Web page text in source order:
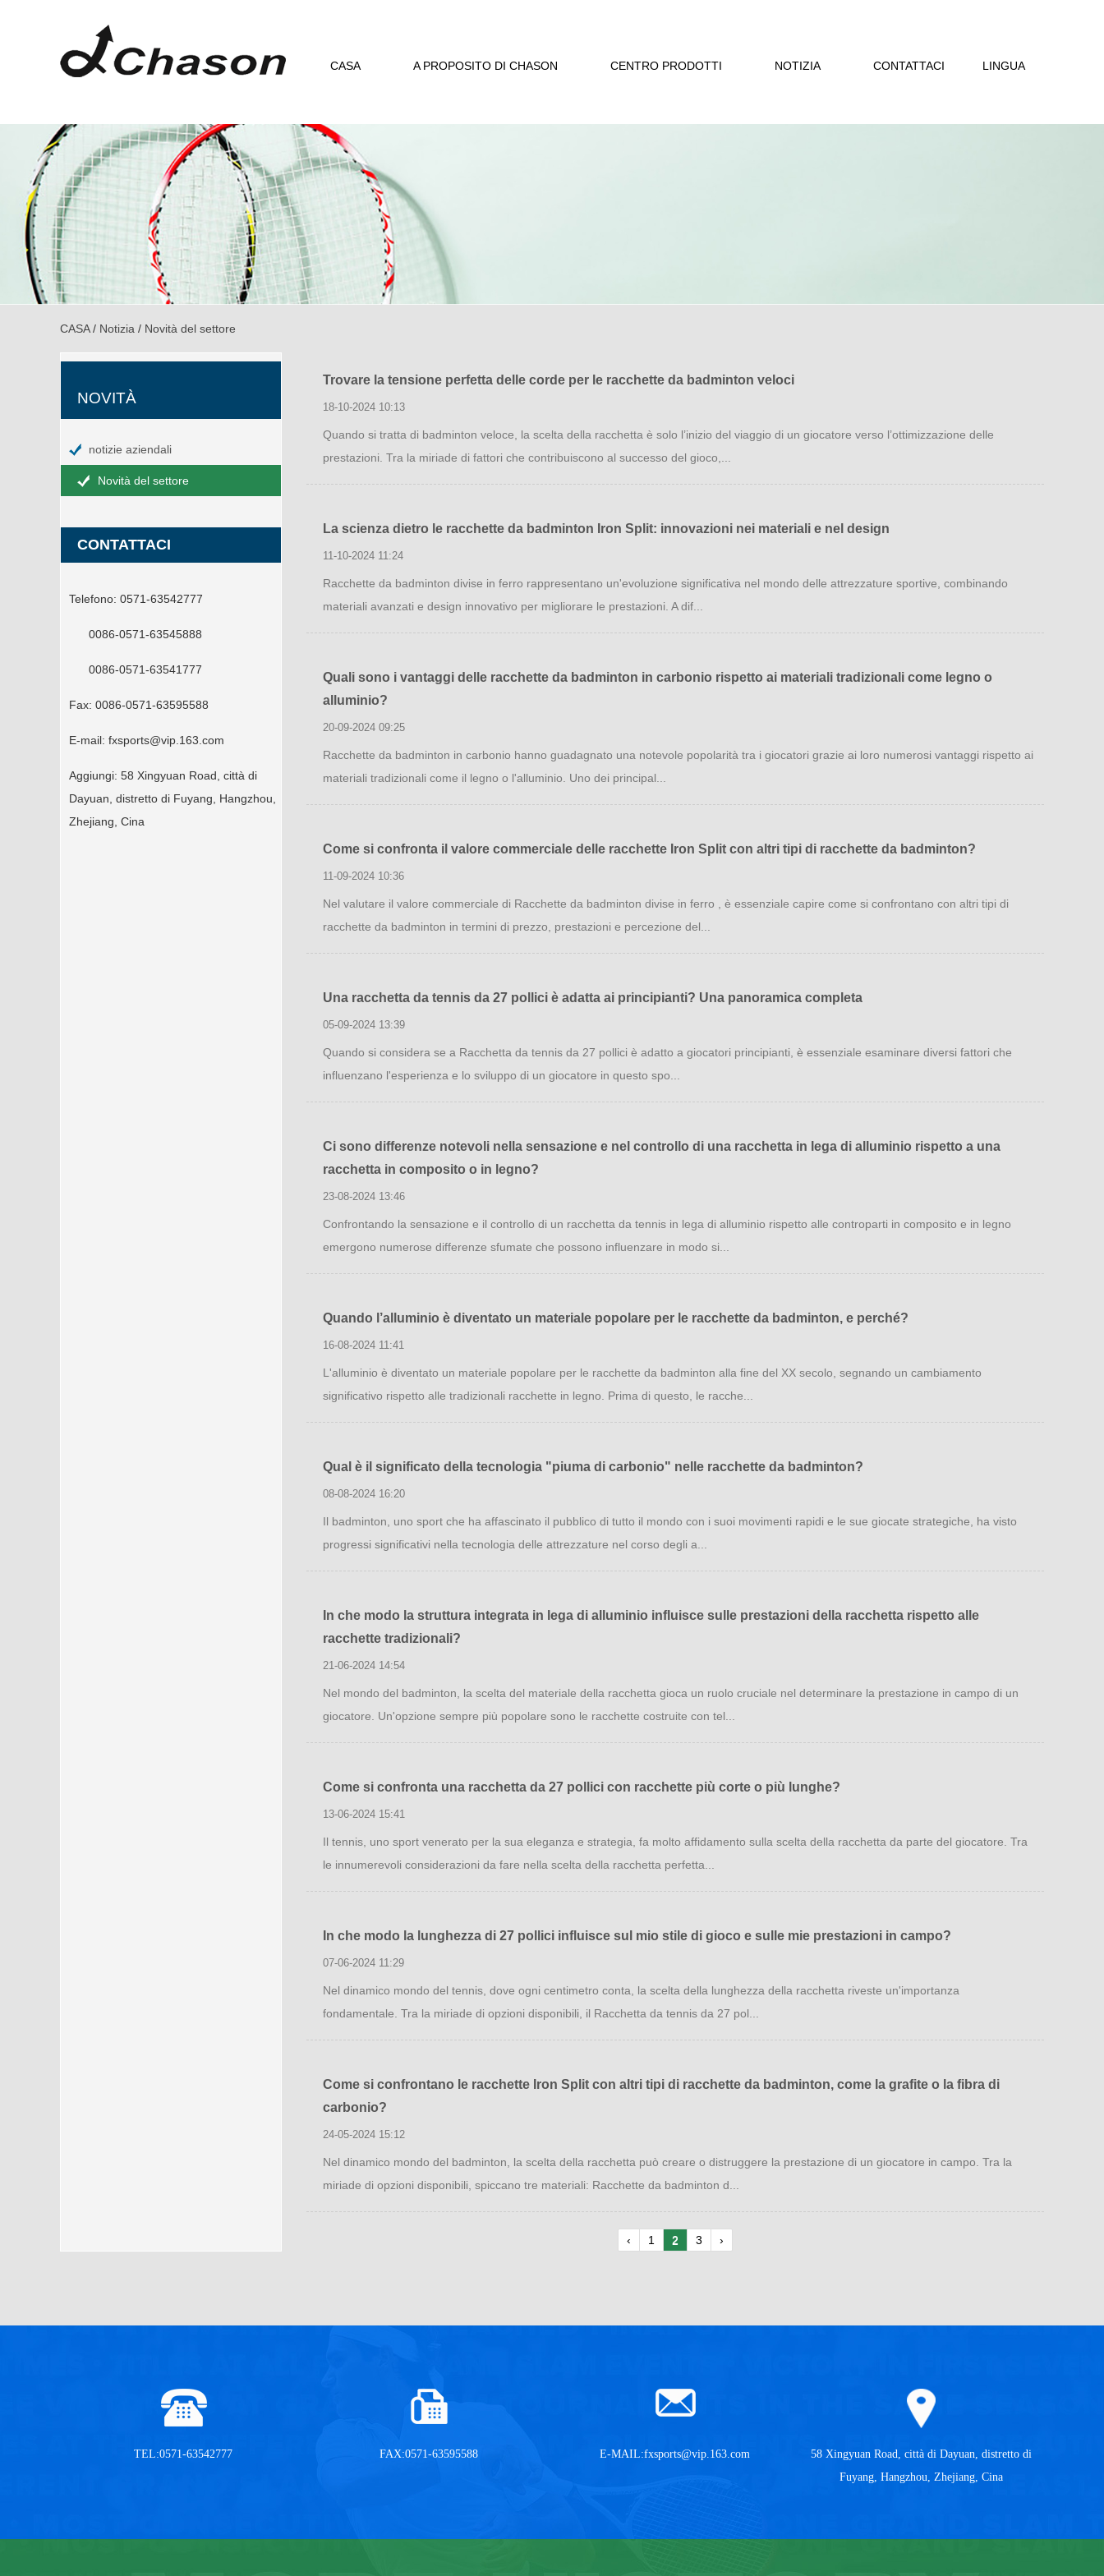
LINGUA
CASA A PROPOSITO DI CHASON CENTRO PRODOTTI NOTIZIA CONTATTACI
CASA/ Notizia / Novità del settore
NOVITÀ
notizie aziendali
Novità del settore
CONTATTACI
Telefono: 0571-63542777
0086-0571-63545888
0086-0571-63541777
Fax: 0086-0571-63595588
E-mail: fxsports@vip.163.com
Aggiungi: 58 Xingyuan Road, città di
Dayuan, distretto di Fuyang, Hangzhou,
Zhejiang, Cina
Trovare la tensione perfetta delle corde per le racchette da badminton veloci
18-10-2024 10:13
Quando si tratta di badminton veloce, la scelta della racchetta è solo l’inizio del viaggio di un giocatore verso l’ottimizzazione delle
prestazioni. Tra la miriade di fattori che contribuiscono al successo del gioco,...
La scienza dietro le racchette da badminton Iron Split: innovazioni nei materiali e nel design
11-10-2024 11:24
Racchette da badminton divise in ferro rappresentano un'evoluzione significativa nel mondo delle attrezzature sportive, combinando
materiali avanzati e design innovativo per migliorare le prestazioni. A dif...
Quali sono i vantaggi delle racchette da badminton in carbonio rispetto ai materiali tradizionali come legno o
alluminio?
20-09-2024 09:25
Racchette da badminton in carbonio hanno guadagnato una notevole popolarità tra i giocatori grazie ai loro numerosi vantaggi rispetto ai
materiali tradizionali come il legno o l'alluminio. Uno dei principal...
Come si confronta il valore commerciale delle racchette Iron Split con altri tipi di racchette da badminton?
11-09-2024 10:36
Nel valutare il valore commerciale di Racchette da badminton divise in ferro , è essenziale capire come si confrontano con altri tipi di
racchette da badminton in termini di prezzo, prestazioni e percezione del...
Una racchetta da tennis da 27 pollici è adatta ai principianti? Una panoramica completa
05-09-2024 13:39
Quando si considera se a Racchetta da tennis da 27 pollici è adatto a giocatori principianti, è essenziale esaminare diversi fattori che
influenzano l'esperienza e lo sviluppo di un giocatore in questo spo...
Ci sono differenze notevoli nella sensazione e nel controllo di una racchetta in lega di alluminio rispetto a una
racchetta in composito o in legno?
23-08-2024 13:46
Confrontando la sensazione e il controllo di un racchetta da tennis in lega di alluminio rispetto alle controparti in composito e in legno
emergono numerose differenze sfumate che possono influenzare in modo si...
Quando l’alluminio è diventato un materiale popolare per le racchette da badminton, e perché?
16-08-2024 11:41
L'alluminio è diventato un materiale popolare per le racchette da badminton alla fine del XX secolo, segnando un cambiamento
significativo rispetto alle tradizionali racchette in legno. Prima di questo, le racche...
Qual è il significato della tecnologia "piuma di carbonio" nelle racchette da badminton?
08-08-2024 16:20
Il badminton, uno sport che ha affascinato il pubblico di tutto il mondo con i suoi movimenti rapidi e le sue giocate strategiche, ha visto
progressi significativi nella tecnologia delle attrezzature nel corso degli a...
In che modo la struttura integrata in lega di alluminio influisce sulle prestazioni della racchetta rispetto alle
racchette tradizionali?
21-06-2024 14:54
Nel mondo del badminton, la scelta del materiale della racchetta gioca un ruolo cruciale nel determinare la prestazione in campo di un
giocatore. Un'opzione sempre più popolare sono le racchette costruite con tel...
Come si confronta una racchetta da 27 pollici con racchette più corte o più lunghe?
13-06-2024 15:41
Il tennis, uno sport venerato per la sua eleganza e strategia, fa molto affidamento sulla scelta della racchetta da parte del giocatore. Tra
le innumerevoli considerazioni da fare nella scelta della racchetta perfetta...
In che modo la lunghezza di 27 pollici influisce sul mio stile di gioco e sulle mie prestazioni in campo?
07-06-2024 11:29
Nel dinamico mondo del tennis, dove ogni centimetro conta, la scelta della lunghezza della racchetta riveste un'importanza
fondamentale. Tra la miriade di opzioni disponibili, il Racchetta da tennis da 27 pol...
Come si confrontano le racchette Iron Split con altri tipi di racchette da badminton, come la grafite o la fibra di
carbonio?
24-05-2024 15:12
Nel dinamico mondo del badminton, la scelta della racchetta può creare o distruggere la prestazione di un giocatore in campo. Tra la
miriade di opzioni disponibili, spiccano tre materiali: Racchette da badminton d...
‹ 1 2 3 ›
TEL:0571-63542777 FAX:0571-63595588 E-MAIL:fxsports@vip.163.com
58 Xingyuan Road, città di Dayuan, distretto di
Fuyang, Hangzhou, Zhejiang, Cina